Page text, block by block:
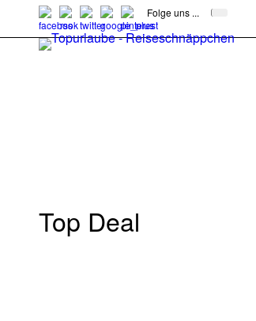
Folge uns ...
Top Deal